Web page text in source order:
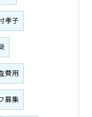
孝子
費用
募集